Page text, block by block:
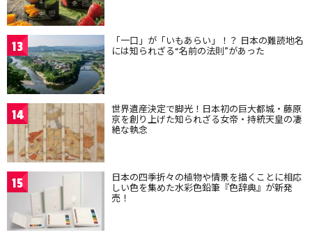
13 「一口」が「いもあらい」！？ 日本の難読地名
には知られざる“名前の法則”があった
14 世界遺産決定で脚光！日本初の巨大都城・藤原
京を創り上げた知られざる女帝・持統天皇の凄
絶な執念
15 日本の四季折々の植物や情景を描くことに相応
しい色を集めた水彩色鉛筆『色辞典』が新発
売！